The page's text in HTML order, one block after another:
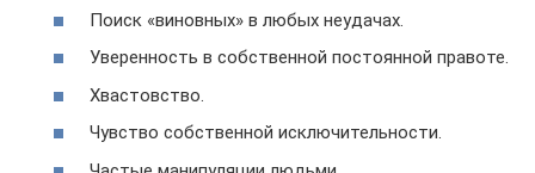
Поиск «виновных» в любых неудачах.
Уверенность в собственной постоянной правоте.
Хвастовство.
Чувство собственной исключительности.